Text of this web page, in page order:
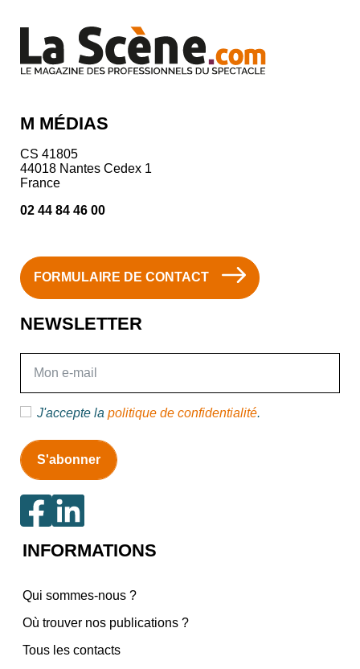
M MÉDIAS
CS 41805
44018 Nantes Cedex 1
France
02 44 84 46 00
FORMULAIRE DE CONTACT
NEWSLETTER
J'accepte la politique de confidentialité.
INFORMATIONS
Qui sommes-nous ?
Où trouver nos publications ?
Tous les contacts